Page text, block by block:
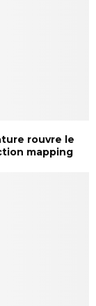
rouvre le
mapping